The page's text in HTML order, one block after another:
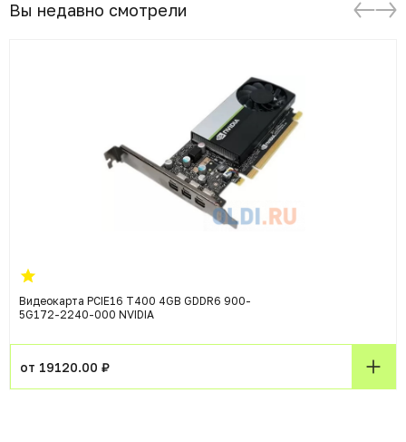
Вы недавно смотрели
Видеокарта PCIE16 T400 4GB GDDR6 900-
5G172-2240-000 NVIDIA
от 19120.00 ₽